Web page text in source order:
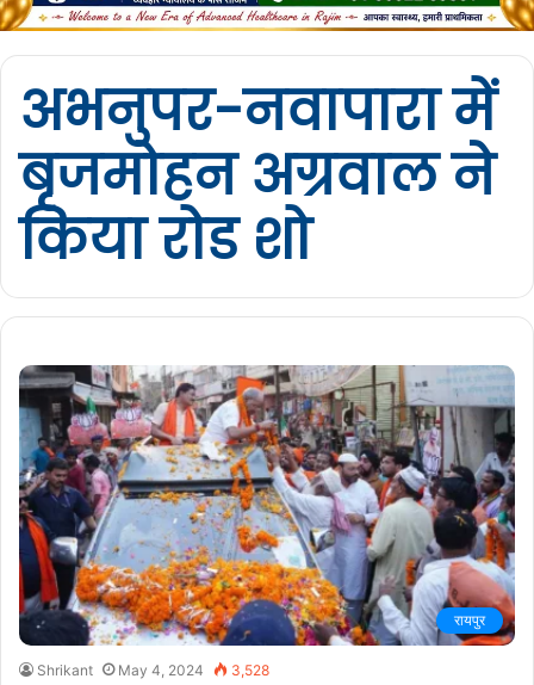
अभनुपर-नवापारा में
बृजमोहन अग्रवाल ने
किया रोड शो
रायपुर
Shrikant May 4, 2024 3,528